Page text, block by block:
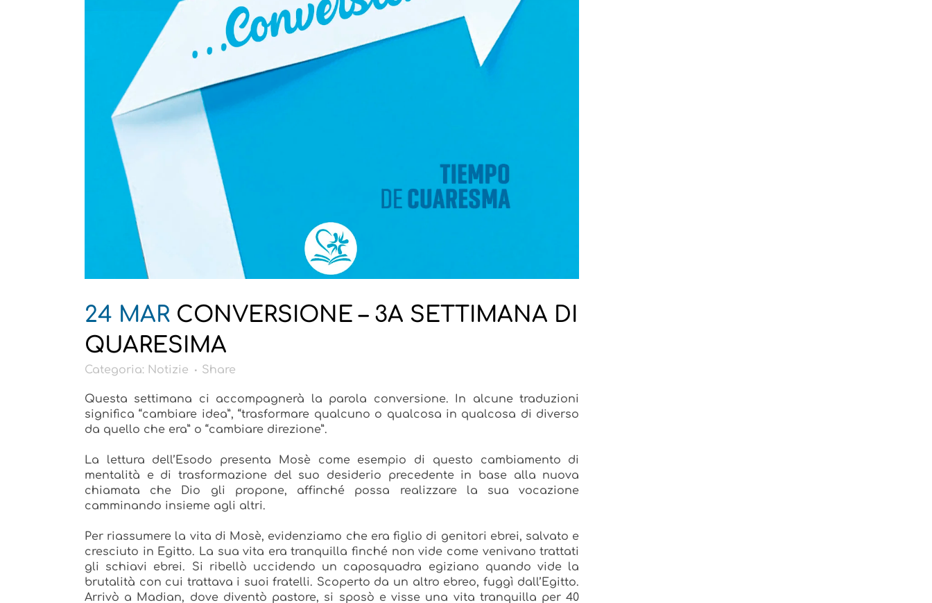
24 MAR CONVERSIONE – 3A SETTIMANA DI
QUARESIMA
Categoria: Notizie Share
Questa settimana ci accompagnerà la parola conversione. In alcune traduzioni
significa “cambiare idea”, “trasformare qualcuno o qualcosa in qualcosa di diverso
da quello che era” o “cambiare direzione”.
La lettura dell’Esodo presenta Mosè come esempio di questo cambiamento di
mentalità e di trasformazione del suo desiderio precedente in base alla nuova
chiamata che Dio gli propone, affinché possa realizzare la sua vocazione
camminando insieme agli altri.
Per riassumere la vita di Mosè, evidenziamo che era figlio di genitori ebrei, salvato e
cresciuto in Egitto. La sua vita era tranquilla finché non vide come venivano trattati
gli schiavi ebrei. Si ribellò uccidendo un caposquadra egiziano quando vide la
brutalità con cui trattava i suoi fratelli. Scoperto da un altro ebreo, fuggì dall’Egitto.
Arrivò a Madian, dove diventò pastore, si sposò e visse una vita tranquilla per 40